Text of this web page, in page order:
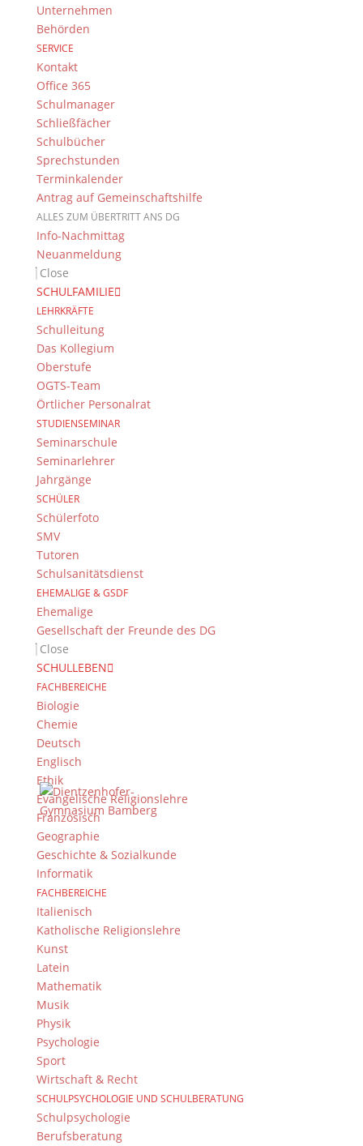
Unternehmen
Behörden
SERVICE
Kontakt
Office 365
Schulmanager
Schließfächer
Schulbücher
Sprechstunden
Terminkalender
Antrag auf Gemeinschaftshilfe
ALLES ZUM ÜBERTRITT ANS DG
Info-Nachmittag
Neuanmeldung
Close
SCHULFAMILIE
LEHRKRÄFTE
Schulleitung
Das Kollegium
Oberstufe
OGTS-Team
Örtlicher Personalrat
STUDIENSEMINAR
Seminarschule
Seminarlehrer
Jahrgänge
SCHÜLER
Schülerfoto
SMV
Tutoren
Schulsanitätsdienst
EHEMALIGE & GSDF
Ehemalige
Gesellschaft der Freunde des DG
Close
SCHULLEBEN
FACHBEREICHE
Biologie
Chemie
Deutsch
Englisch
Ethik
Evangelische Religionslehre
Französisch
Geographie
Geschichte & Sozialkunde
Informatik
FACHBEREICHE
Italienisch
Katholische Religionslehre
Kunst
Latein
Mathematik
Musik
Physik
Psychologie
Sport
Wirtschaft & Recht
SCHULPSYCHOLOGIE UND SCHULBERATUNG
Schulpsychologie
Berufsberatung
Rund 40 Unterstufenschülerinnen und Schüler
waren beim ersten Leseausflug des
Dientzenhofer-Gymnasiums dabei und hatten
bei einer fulminanten Woodwalkers-Lesung
der Bestsellerautorin Katja Brandis im Odeon
Kino jede Menge Spaß. Die Schriftstellerin
zeigte jede Menge...
Goethes „Die Leiden des jungen Werther“
wurde als moderner Briefroman im E.T.A.
Hoffmann Theater aufgeführt. Die
Inszenierung beginnt mit einem rauchenden
Schatten – ein junger Mann mit Bart und
blauen Augen. In Videobotschaften spricht er
zu seinem Freund Wilhelm und...
„Schon Schiller hatte sich bei der Bearbeitung
des historischen Stoffes jede Menge Freiheiten
genommen, warum also nicht auch
Philipp Arnold?“ – diese Frage stellte die
Süddeutsche Zeitung in ihrer
Theaterrezension zur Bamberger Inszenierung
der Maria Stuart. Mit...